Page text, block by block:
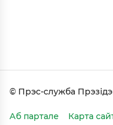
© Прэс-служба
Аб партале Карта